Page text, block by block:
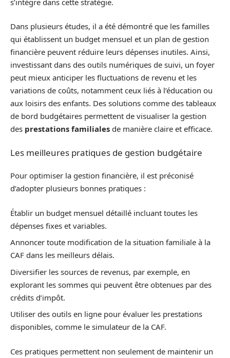
Dans plusieurs études, il a été démontré que les familles
qui établissent un budget mensuel et un plan de gestion
financière peuvent réduire leurs dépenses inutiles. Ainsi,
investissant dans des outils numériques de suivi, un foyer
peut mieux anticiper les fluctuations de revenu et les
variations de coûts, notamment ceux liés à l’éducation ou
aux loisirs des enfants. Des solutions comme des tableaux
de bord budgétaires permettent de visualiser la gestion
des prestations familiales de manière claire et efficace.
Les meilleures pratiques de gestion budgétaire
Pour optimiser la gestion financière, il est préconisé
d’adopter plusieurs bonnes pratiques :
Établir un budget mensuel détaillé incluant toutes les
dépenses fixes et variables.
Annoncer toute modification de la situation familiale à la
CAF dans les meilleurs délais.
Diversifier les sources de revenus, par exemple, en
explorant les sommes qui peuvent être obtenues par des
crédits d’impôt.
Utiliser des outils en ligne pour évaluer les prestations
disponibles, comme le simulateur de la CAF.
Ces pratiques permettent non seulement de maintenir un